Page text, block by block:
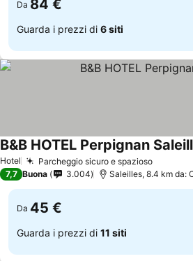
Da 84 €
Guarda i prezzi di 6 siti
Hotel Parcheggio sicuro e spaziosoScopri i
B&B HOTEL Perpignan
7,7 Buona 3.004 Saleilles, 8.4 km da:
Da 45 €
Guarda i prezzi di 11 siti